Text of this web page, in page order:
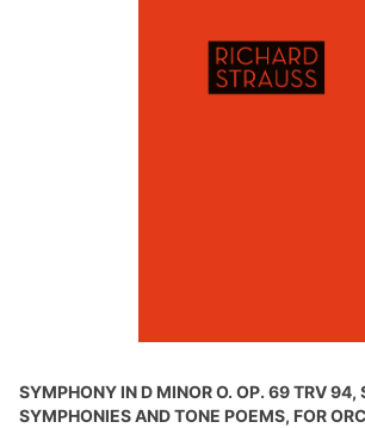
SYMPHONY IN D MINOR O. OP. 69 TRV 94,
SYMPHONIES AND TONE POEMS, FOR